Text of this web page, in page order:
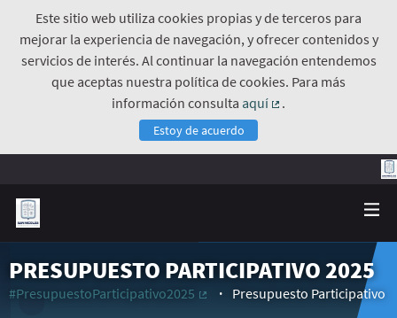
Este sitio web utiliza cookies propias y de terceros para
mejorar la experiencia de navegación, y ofrecer contenidos y
servicios de interés. Al continuar la navegación entendemos
que aceptas nuestra política de cookies. Para más
información consulta aquí
.
Estoy de acuerdo
PRESUPUESTO PARTICIPATIVO 2025
#PresupuestoParticipativo2025
Presupuesto Participativo